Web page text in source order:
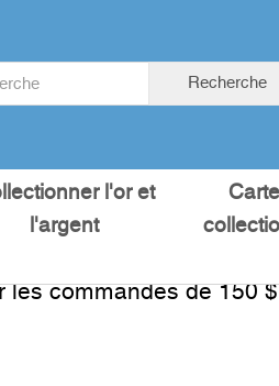
Recherche
l'or et
l'argent
les commandes de 150